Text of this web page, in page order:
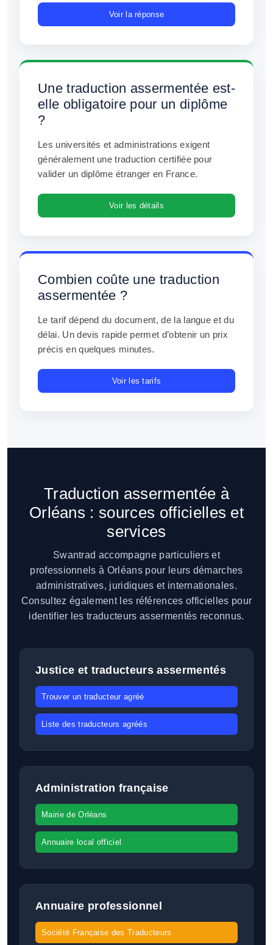
Voir la réponse
Une traduction assermentée est-
elle obligatoire pour un diplôme
?
Les universités et administrations exigent
généralement une traduction certifiée pour
valider un diplôme étranger en France.
Voir les détails
Combien coûte une traduction
assermentée ?
Le tarif dépend du document, de la langue et du
délai. Un devis rapide permet d’obtenir un prix
précis en quelques minutes.
Voir les tarifs
Traduction assermentée à
Orléans : sources officielles et
services
Swantrad accompagne particuliers et
professionnels à Orléans pour leurs démarches
administratives, juridiques et internationales.
Consultez également les références officielles pour
identifier les traducteurs assermentés reconnus.
Justice et traducteurs assermentés
Trouver un traducteur agréé
Liste des traducteurs agréés
Administration française
Mairie de Orléans
Annuaire local officiel
Annuaire professionnel
Société Française des Traducteurs